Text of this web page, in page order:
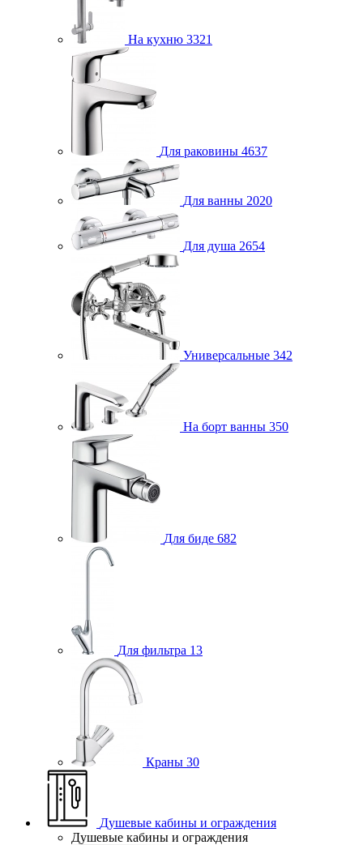
На кухню 3321
Для раковины 4637
Для ванны 2020
Для душа 2654
Универсальные 342
На борт ванны 350
Для биде 682
Для фильтра 13
Краны 30
Душевые кабины и ограждения
Душевые кабины и ограждения